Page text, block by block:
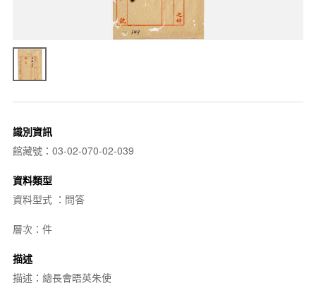
識別資訊
館藏號：03-02-070-02-039
資料類型
資料型式 ：問答
層次：件
描述
描述：總長會晤英朱使